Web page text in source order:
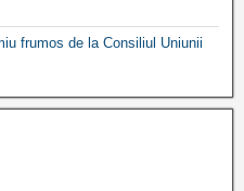
frumos de la Consiliul Uniunii